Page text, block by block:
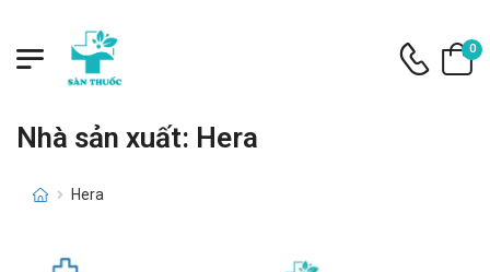
0
Nhà sản xuất: Hera
Hera